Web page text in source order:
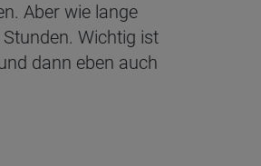
Aber wie lange
Wichtig ist
dann eben auch